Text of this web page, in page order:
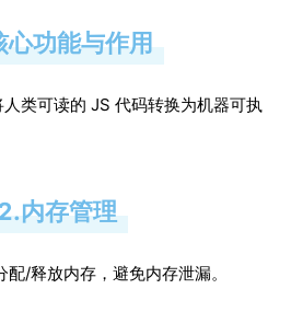
功能与作用
类可读的 JS 代码转换为机器可执
内存管理
/释放内存，避免内存泄漏。